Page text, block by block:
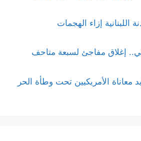
إزاء الهجمات
إغلاق مفاجئ لسبعة متاحف
معاناة الأمريكيين تحت وطأة الحر